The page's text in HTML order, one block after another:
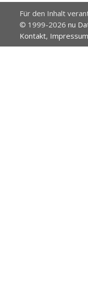
Für den Inhalt
© 1999-2026 nu
Kontakt, Impressum